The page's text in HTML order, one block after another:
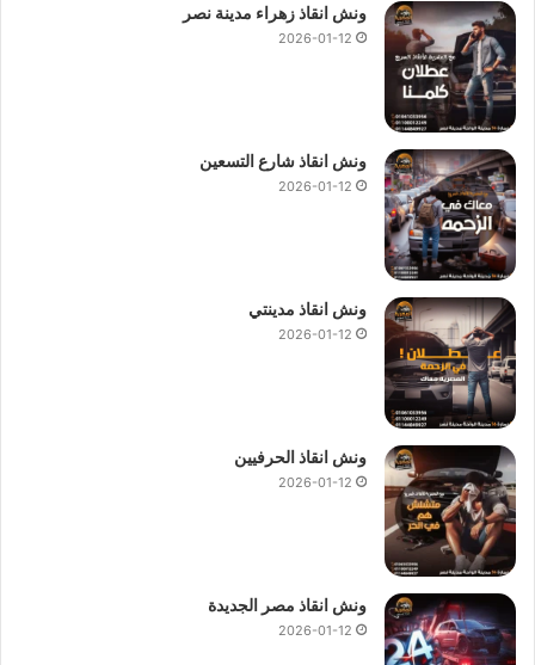
ونش انقاذ زهراء مدينة نصر
2026-01-12
ونش انقاذ شارع التسعين
2026-01-12
ونش انقاذ مدينتي
2026-01-12
ونش انقاذ الحرفيين
2026-01-12
ونش انقاذ مصر الجديدة
2026-01-12